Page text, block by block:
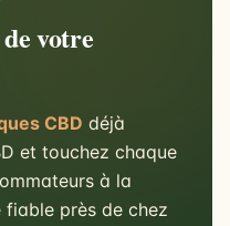
votre
CBD déjà
et touchez chaque
à la
fiable près de chez